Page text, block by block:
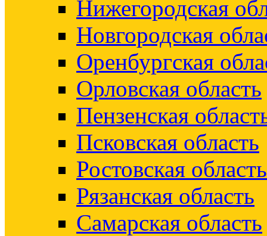
Нижегородская
Новгородская
Оренбургская
Орловская область
Пензенская
Псковская область
Ростовская область
Рязанская область
Самарская область